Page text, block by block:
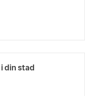
din stad